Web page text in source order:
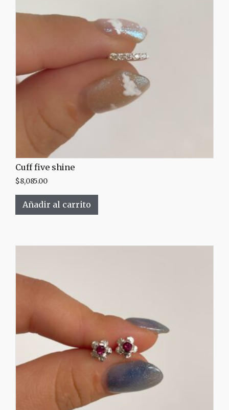
Cuff five shine
$8,085.00
Añadir al carrito